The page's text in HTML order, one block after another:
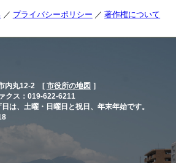
プライバシーポリシー 著作権について
内丸12-2 [ 市役所の地図 ］
クス：019-622-6211
は、土曜・日曜日と祝日、年末年始です。